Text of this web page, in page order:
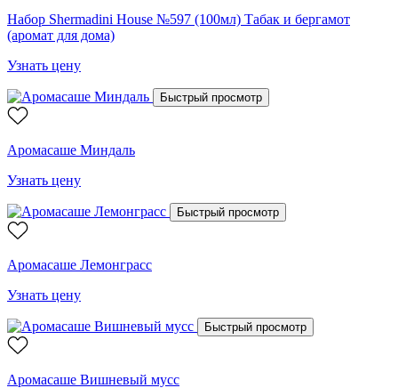
Набор Shermadini House №597 (100мл) Табак и бергамот
(аромат для дома)
Узнать цену
Быстрый просмотр
Аромасаше Миндаль
Узнать цену
Быстрый просмотр
Аромасаше Лемонграсс
Узнать цену
Быстрый просмотр
Аромасаше Вишневый мусс